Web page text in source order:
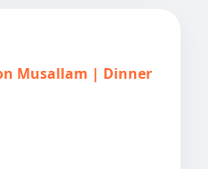
Musallam | Dinner